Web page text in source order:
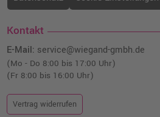
(1253C002) · Cyan
92,99 €
Kompatibler Toner
o. MwSt.
62,99 €
Kontakt
E-Mail: service@wiegand-gmbh.de
(Mo - Do 8:00 bis 17:00 Uhr)
(Fr 8:00 bis 16:00 Uhr)
Vertrag widerrufen